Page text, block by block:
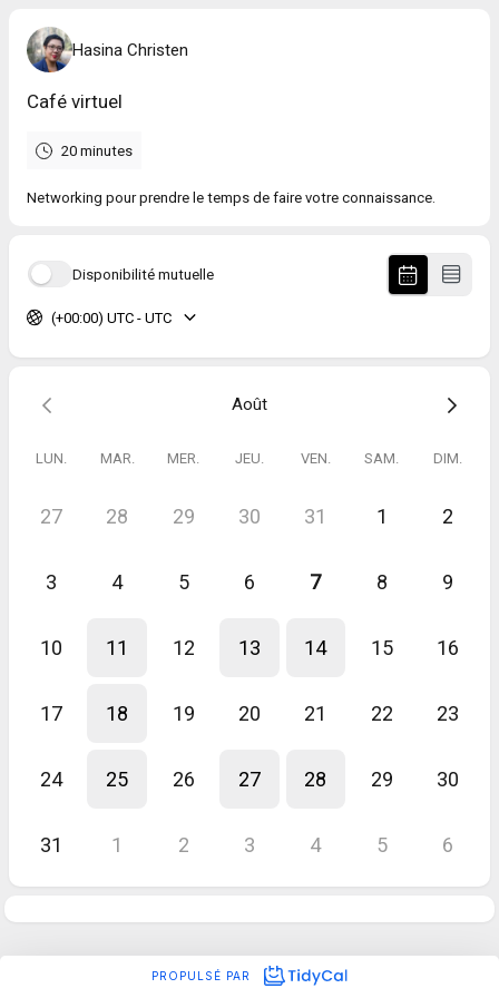
Hasina Christen
Café virtuel
20 minutes
Networking pour prendre le temps de faire votre connaissance.
Disponibilité mutuelle
(+00:00) UTC - UTC
Août
LUN. MAR. MER. JEU. VEN. SAM. DIM.
27 28 29 30 31 1 2
3 4 5 6 7 8 9
10 11 12 13 14 15 16
17 18 19 20 21 22 23
24 25 26 27 28 29 30
31 1 2 3 4 5 6
PROPULSÉ PAR